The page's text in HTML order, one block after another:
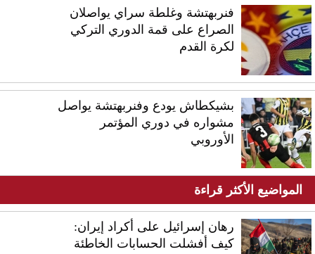
فنربهتشة وغلطة سراي يواصلان
الصراع على قمة الدوري التركي
لكرة القدم
بشيكطاش يودع وفنربهتشة يواصل
مشواره في دوري المؤتمر
الأوروبي
المواضيع الأكثر قراءة
رهان إسرائيل على أكراد إيران:
كيف أفشلت الحسابات الخاطئة